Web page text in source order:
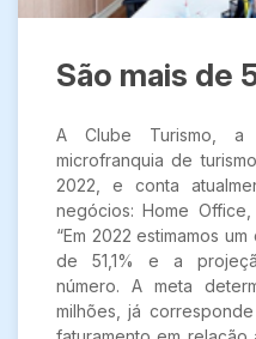
São mais de
A Clube Turismo, a
microfranquia de
2022, e conta
negócios: Home
“Em 2022 estimamos
de 51,1% e a
número. A meta
milhões, já